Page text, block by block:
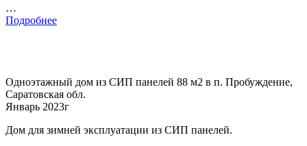
…
Подробнее
Одноэтажный дом из СИП панелей 88 м2 в п. Пробуждение,
Саратовская обл.
Январь 2023г
Дом для зимней эксплуатации из СИП панелей.